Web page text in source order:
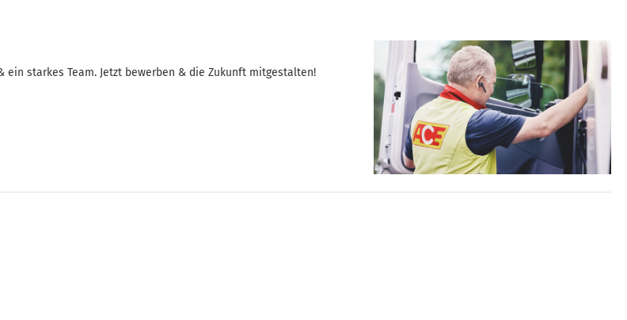
ein starkes Team. Jetzt bewerben & die Zukunft mitgestalten!